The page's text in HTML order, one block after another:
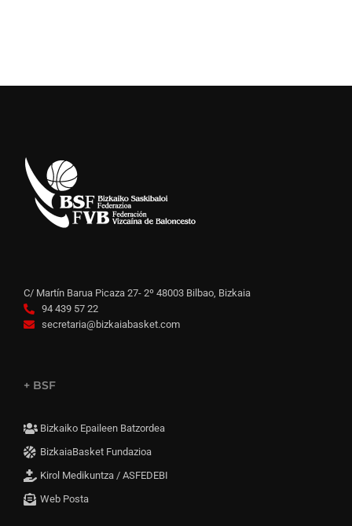
C/ Martín Barua Picaza 27- 2º 48003 Bilbao, Bizkaia
94 439 57 22
secretaria@bizkaiabasket.com
+ BSF
Bizkaiko Epaileen Batzordea
BizkaiaBasket Fundazioa
Kirol Medikuntza / ASFEDEBI
Web Posta